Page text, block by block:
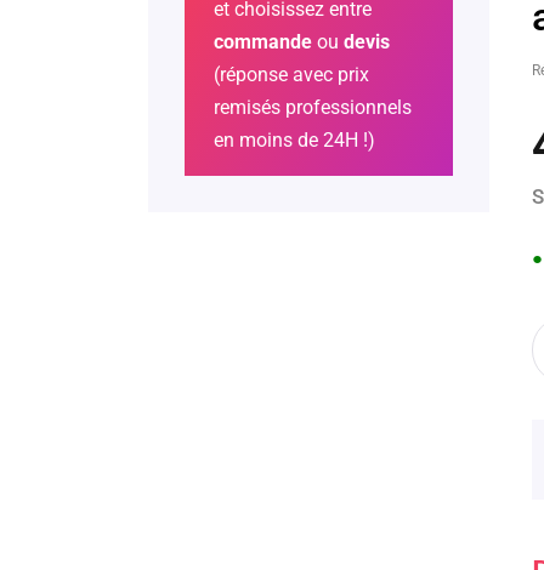
●
et choisissez entre
commande ou devis
(réponse avec prix
remisés professionnels
en moins de 24H !)